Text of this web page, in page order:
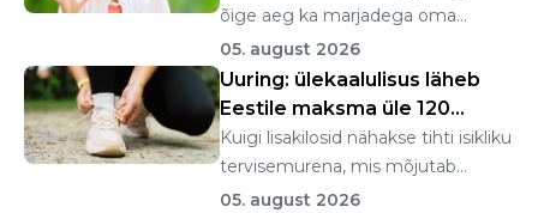
õige aeg ka marjadega oma
organismi talitlusel...
05. august 2026
Uuring: ülekaalulisus läheb
Eestile maksma üle 120
miljoni euro a...
Kuigi lisakilosid nähakse tihti isikliku
tervisemurena, mis mõjutab
eeskätt inim...
05. august 2026